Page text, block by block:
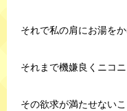
それで私の肩にお湯を
それまで機嫌良くニコ
その欲求が満たせない